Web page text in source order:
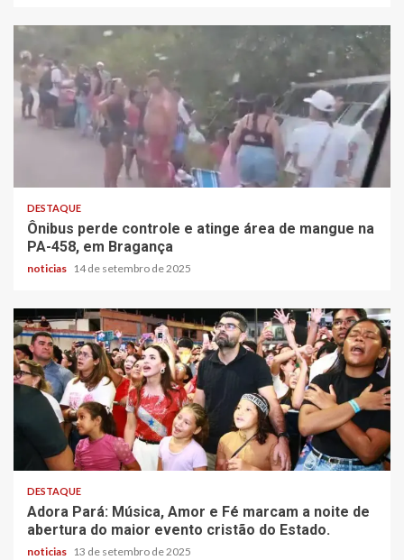
DESTAQUE
Ônibus perde controle e atinge área de mangue na
PA-458, em Bragança
noticias 14 de setembro de 2025
DESTAQUE
Adora Pará: Música, Amor e Fé marcam a noite de
abertura do maior evento cristão do Estado.
noticias 13 de setembro de 2025